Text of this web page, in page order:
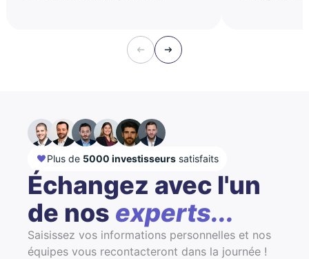
Plus de 5000 investisseurs satisfaits
Échangez avec l'un
de nos experts...
Saisissez vos informations personnelles et nos
équipes vous recontacteront dans la journée !